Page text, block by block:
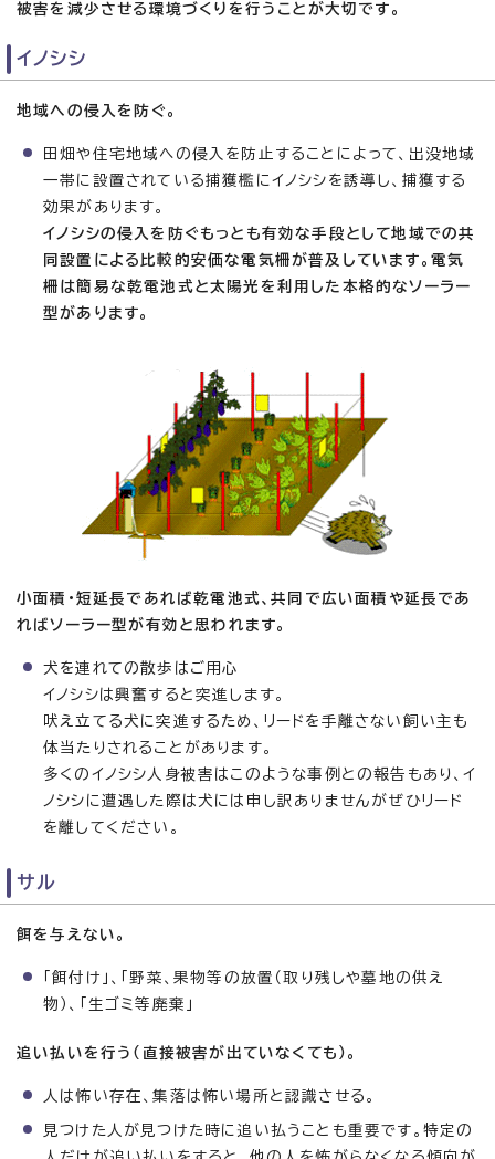
被害を減少させる環境づくりを行うことが大切です。
イノシシ
地域への侵入を防ぐ。
田畑や住宅地域への侵入を防止することによって、出没地域
一帯に設置されている捕獲檻にイノシシを誘導し、捕獲する
効果があります。
イノシシの侵入を防ぐもっとも有効な手段として地域での共
同設置による比較的安価な電気柵が普及しています。電気
柵は簡易な乾電池式と太陽光を利用した本格的なソーラー
型があります。
小面積・短延長であれば乾電池式、共同で広い面積や延長であ
ればソーラー型が有効と思われます。
犬を連れての散歩はご用心
イノシシは興奮すると突進します。
吠え立てる犬に突進するため、リードを手離さない飼い主も
体当たりされることがあります。
多くのイノシシ人身被害はこのような事例との報告もあり、イ
ノシシに遭遇した際は犬には申し訳ありませんがぜひリード
を離してください。
サル
餌を与えない。
「餌付け」、「野菜、果物等の放置（取り残しや墓地の供え
物）、「生ゴミ等廃棄」
追い払いを行う（直接被害が出ていなくても）。
人は怖い存在、集落は怖い場所と認識させる。
見つけた人が見つけた時に追い払うことも重要です。特定の